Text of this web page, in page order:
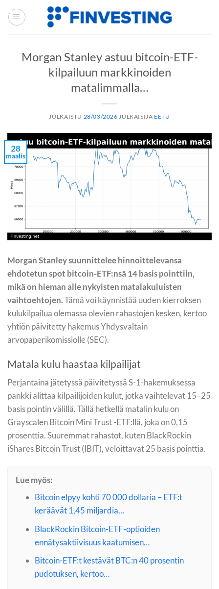
Siirry
sisältöön
Morgan Stanley astuu bitcoin-ETF-
kilpailuun markkinoiden
matalimmalla…
JULKAISTU 28/03/2026 JULKAISIJA EETU
28
maalis
Morgan Stanley suunnittelee hinnoittelevansa
ehdotetun spot bitcoin-ETF:nsä 14 basis pointtiin,
mikä on hieman alle nykyisten matalakuluisten
vaihtoehtojen.Tämä voi käynnistää uuden kierroksen
kulukilpailua olemassa olevien rahastojen kesken, kertoo
yhtiön päivitetty hakemus Yhdysvaltain
arvopaperikomissiolle (SEC).
Matala kulu haastaa kilpailijat
Perjantaina jätetyssä päivitetyssä S-1-hakemuksessa
pankki alittaa kilpailijoiden kulut, jotka vaihtelevat 15–25
basis pointin välillä. Tällä hetkellä matalin kulu on
Grayscalen Bitcoin Mini Trust -ETF:llä, joka on 0,15
prosenttia. Suuremmat rahastot, kuten BlackRockin
iShares Bitcoin Trust (IBIT), veloittavat 25 basis pointtia.
Lue myös:
Bitcoin elpyy kohti 70 000 dollaria – ETF:t
keräävät 1,45 miljardia…
BlackRockin Bitcoin-ETF-optioiden
ennätysaktiivisuus kaatumisen…
Bitcoin-ETF:t kestävät BTC:n 40 prosentin
pudotuksen, kertoo…